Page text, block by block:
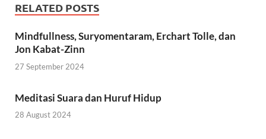
RELATED POSTS
Mindfullness, Suryomentaram, Erchart Tolle, dan
Jon Kabat-Zinn
27 September 2024
Meditasi Suara dan Huruf Hidup
28 August 2024